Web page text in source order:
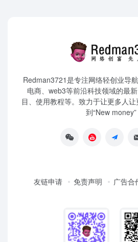
Redman3721是专注网络轻创业导
电商、web3等前沿科技领域的最
目、使用教程等。致力于让更多人
到“New money”
友链申请 免责声明 广告合